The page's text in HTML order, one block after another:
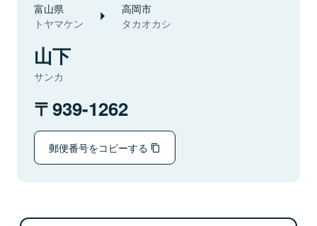
富山県
トヤマケン
高岡市
タカオカシ
山下
サンカ
939-1262
郵便番号をコピーする